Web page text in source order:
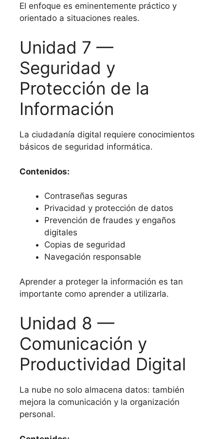
El enfoque es eminentemente práctico y
orientado a situaciones reales.
Unidad 7 —
Seguridad y
Protección de la
Información
La ciudadanía digital requiere conocimientos
básicos de seguridad informática.
Contenidos:
Contraseñas seguras
Privacidad y protección de datos
Prevención de fraudes y engaños
digitales
Copias de seguridad
Navegación responsable
Aprender a proteger la información es tan
importante como aprender a utilizarla.
Unidad 8 —
Comunicación y
Productividad Digital
La nube no solo almacena datos: también
mejora la comunicación y la organización
personal.